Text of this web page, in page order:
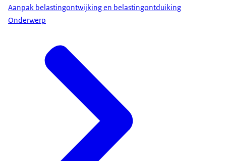
Aanpak belastingontwijking en belastingontduiking
Onderwerp